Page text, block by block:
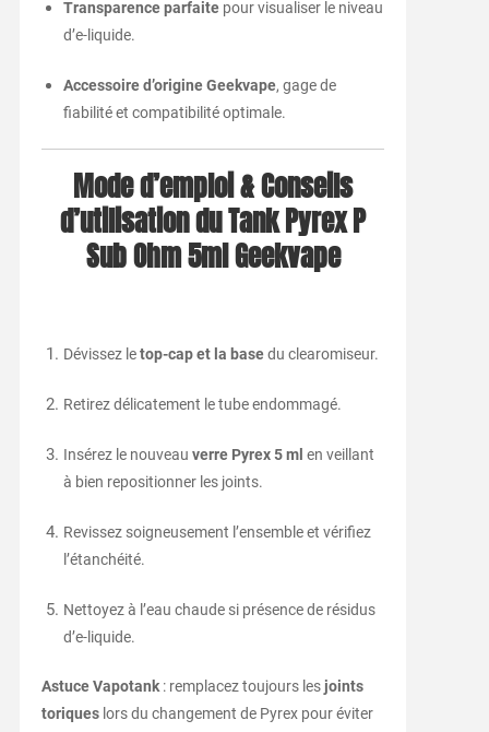
Transparence parfaitepour visualiser le niveau
d’e-liquide.
Accessoire d’origine Geekvape, gage de
fiabilité et compatibilité optimale.
Mode d’emploi & Conseils
d’utilisation du Tank Pyrex P
Sub Ohm 5ml Geekvape
Dévissez letop-cap et la basedu clearomiseur.
Retirez délicatement le tube endommagé.
Insérez le nouveau verre Pyrex 5 ml en veillant
à bien repositionner les joints.
Revissez soigneusement l’ensemble et vérifiez
l’étanchéité.
Nettoyez à l’eau chaude si présence de résidus
d’e-liquide.
Astuce Vapotank: remplacez toujours les joints
toriqueslors du changement de Pyrex pour éviter